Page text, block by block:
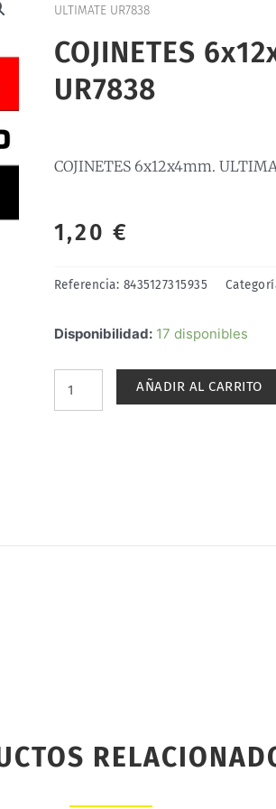
ULTIMATE UR7838
COJINETES
UR7838
COJINETES 6x12x4mm.
1,20 €
Referencia: 8435127315935
Disponibilidad: 17 disponibles
COJINETES
UR7838
AÑADIR AL CARRITO